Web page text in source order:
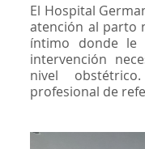
El Hospital
atención al parto
íntimo donde le
intervención
nivel
profesional de